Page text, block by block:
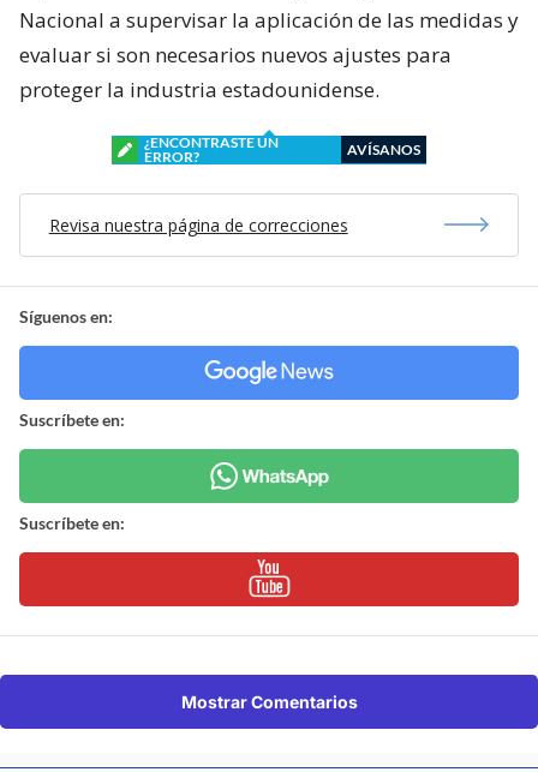
Nacional a supervisar la aplicación de las medidas y
evaluar si son necesarios nuevos ajustes para
proteger la industria estadounidense.
¿ENCONTRASTE UN
ERROR?
AVÍSANOS
Revisa nuestra página de correcciones
Síguenos en:
Suscríbete en:
Suscríbete en:
Mostrar Comentarios